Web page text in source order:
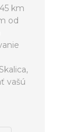
km
od
vašú